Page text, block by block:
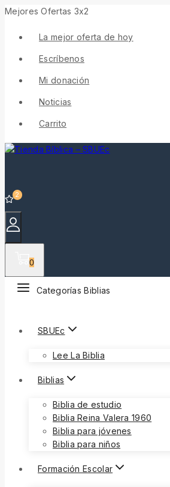
Mejores Ofertas 3x2
La mejor oferta de hoy
Escríbenos
Mi donación
Noticias
Carrito
2
0
Categorías Biblias
SBUEc
Lee La Biblia
Biblias
Biblia de estudio
Biblia Reina Valera 1960
Biblia para jóvenes
Biblia para niños
Formación Escolar